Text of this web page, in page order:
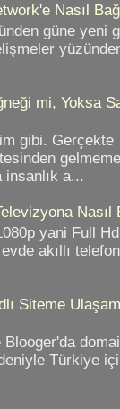
Nasıl
güne yeni
mi, Yoksa
gibi. Gerçekte
insanlık a...
Nasıl
yani Full
akıllı
Siteme
Türkiye